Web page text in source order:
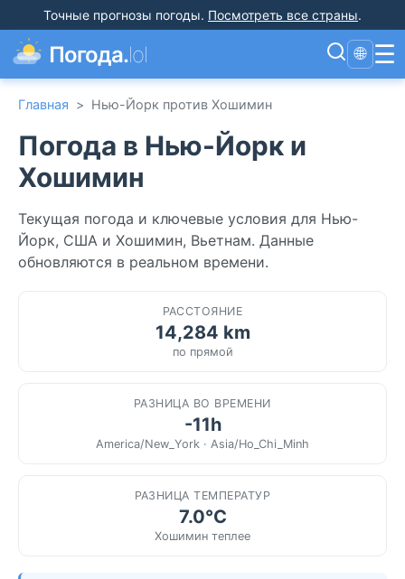
Точные прогнозы погоды. Посмотреть все страны.
Погода.lol 🌐 ☰
Главная > Нью-Йорк против Хошимин
Погода в Нью-Йорк и
Хошимин
Текущая погода и ключевые условия для Нью-
Йорк, США и Хошимин, Вьетнам. Данные
обновляются в реальном времени.
РАССТОЯНИЕ
14,284 km
по прямой
РАЗНИЦА ВО ВРЕМЕНИ
-11h
America/New_York · Asia/Ho_Chi_Minh
РАЗНИЦА ТЕМПЕРАТУР
7.0°C
Хошимин теплее